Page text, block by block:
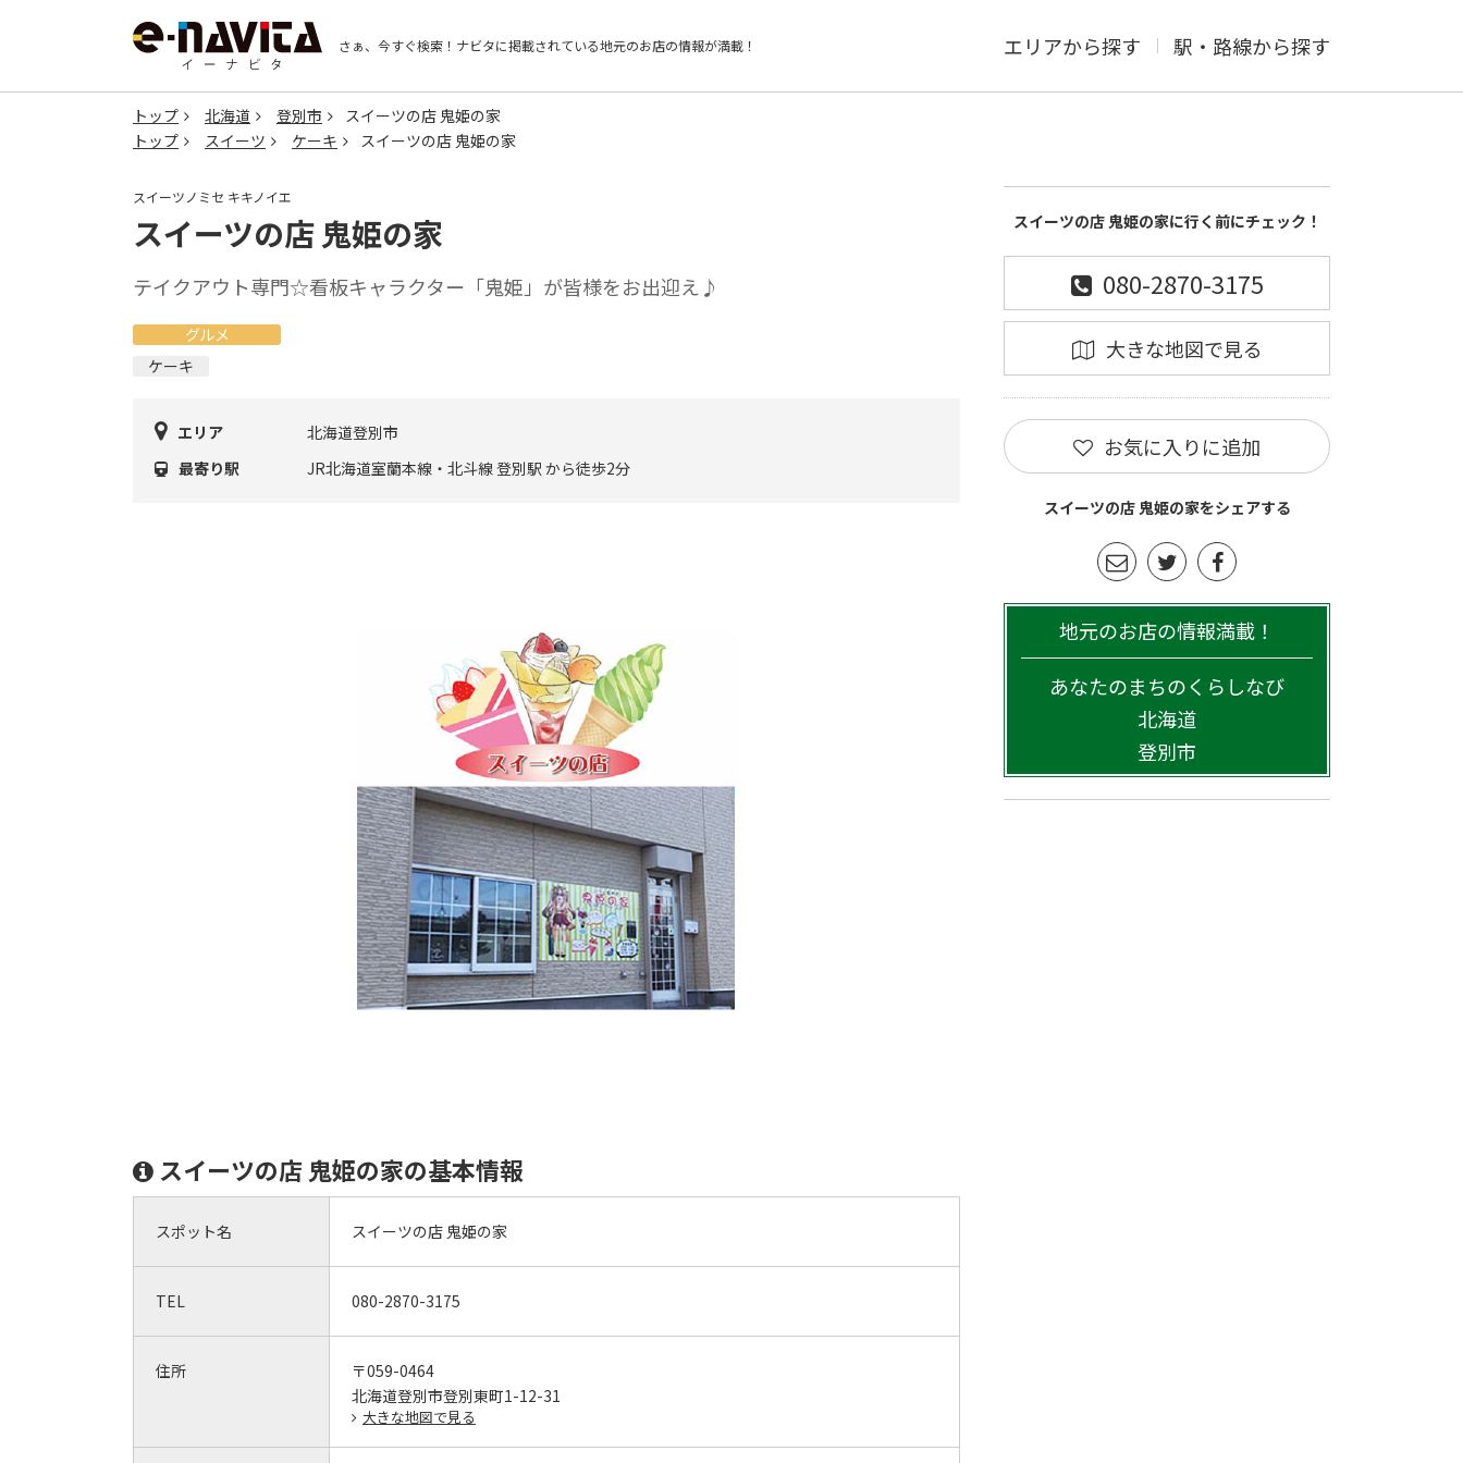
さぁ、今すぐ検索！ ナビタに掲載されている地元のお店の情報が満載！ エリアから探す 駅・路線から探す
トップ 北海道 登別市
スイーツの店 鬼姫の家
トップ
スイーツ ケーキ スイーツの店 鬼姫の家
スイーツノミセ キキノイエ
スイーツの店 鬼姫の家
テイクアウト専門☆看板キャラクター「鬼姫」が皆様をお出迎え♪
グルメ
ケーキ
エリア
北海道登別市
最寄り駅
JR北海道室蘭本線・北斗線 登別駅 から徒歩2分
スイーツの店 鬼姫の家の基本情報
スポット名 スイーツの店 鬼姫の家
TEL 080-2870-3175
住所
〒059-0464
北海道登別市登別東町1-12-31
大きな地図で見る
スイーツの店 鬼姫の家に行く前にチェック！
080-2870-3175
大きな地図で見る
お気に入りに追加
スイーツの店 鬼姫の家をシェアする
地元のお店の情報満載！
あなたのまちのくらしなび
北海道
登別市